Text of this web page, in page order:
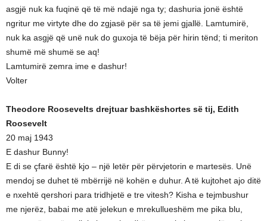
asgjë nuk ka fuqinë që të më ndajë nga ty; dashuria jonë është
ngritur me virtyte dhe do zgjasë për sa të jemi gjallë. Lamtumirë,
nuk ka asgjë që unë nuk do guxoja të bëja për hirin tënd; ti meriton
shumë më shumë se aq!
Lamtumirë zemra ime e dashur!
Volter
Theodore Roosevelts drejtuar bashkëshortes së tij, Edith
Roosevelt
20 maj 1943
E dashur Bunny!
E di se çfarë është kjo – një letër për përvjetorin e martesës. Unë
mendoj se duhet të mbërrijë në kohën e duhur. A të kujtohet ajo ditë
e nxehtë qershori para tridhjetë e tre vitesh? Kisha e tejmbushur
me njerëz, babai me atë jelekun e mrekullueshëm me pika blu,